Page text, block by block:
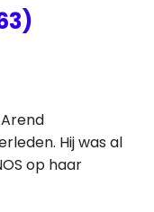
Hij was al
op haar